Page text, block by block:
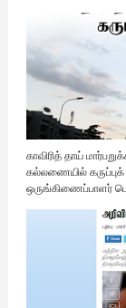
காவிரித் தாய்
கல்லணையில் கருப்புக்
ஒருங்கிணைப்பாளர்